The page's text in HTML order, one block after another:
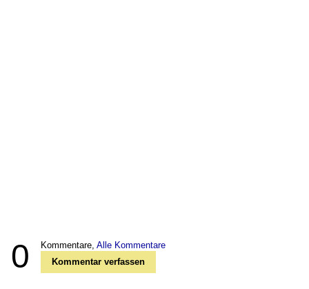
0 Kommentare, Alle Kommentare
Kommentar verfassen